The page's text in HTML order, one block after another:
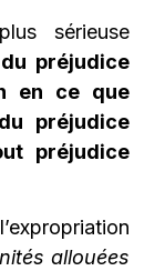
sérieuse
préjudice
en ce que
préjudice
préjudice
allouées